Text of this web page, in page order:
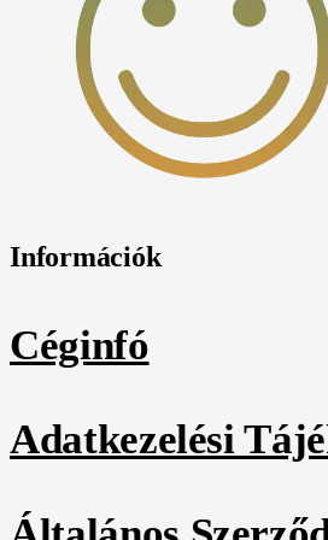
Információk
Céginfó
Adatkezelési